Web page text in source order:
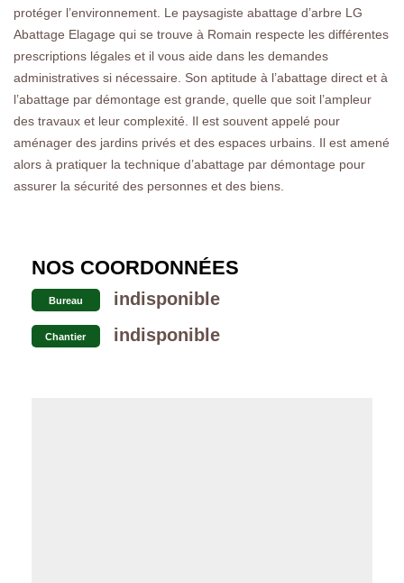
protéger l’environnement. Le paysagiste abattage d’arbre LG
Abattage Elagage qui se trouve à Romain respecte les différentes
prescriptions légales et il vous aide dans les demandes
administratives si nécessaire. Son aptitude à l’abattage direct et à
l’abattage par démontage est grande, quelle que soit l’ampleur
des travaux et leur complexité. Il est souvent appelé pour
aménager des jardins privés et des espaces urbains. Il est amené
alors à pratiquer la technique d’abattage par démontage pour
assurer la sécurité des personnes et des biens.
NOS COORDONNÉES
Bureau indisponible
Chantier indisponible